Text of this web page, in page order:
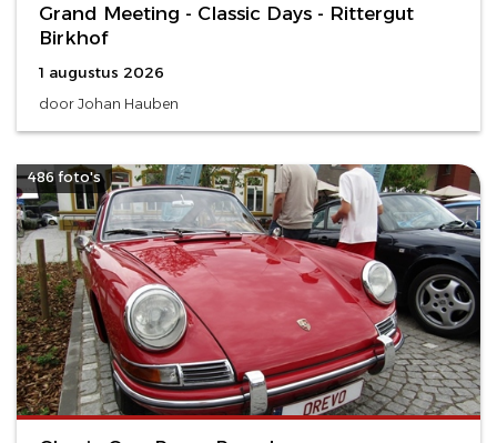
Grand Meeting - Classic Days - Rittergut
Birkhof
1 augustus 2026
door Johan Hauben
486 foto's